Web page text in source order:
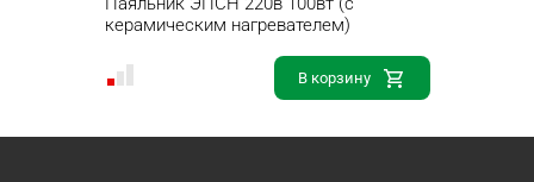
керамическим нагревателем)
В корзину